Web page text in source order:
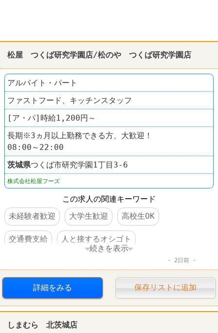
松屋 つくば研究学園店/松のや つくば研究学園店
アルバイト・パート
ファストフード、キッチンスタッフ
[ア・パ]時給1,200円～
長期※3ヵ月以上勤務できる方、大歓迎！
08:00～22:00
茨城県つくば市研究学園1丁目3-6
株式会社松屋フーズ
この求人の関連キーワード
未経験者歓迎
大学生歓迎 高校生OK
交通費支給 人と接するオシゴト
続きを表示
2日前
詳細をみる 保存リストに追加
しまむら 北茨城店